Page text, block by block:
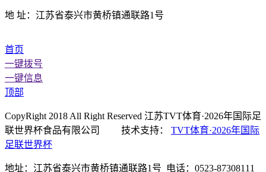
地 址：江苏省泰兴市黄桥镇通联路1号
首页
一键拨号
一键信息
顶部
CopyRight 2018 All Right Reserved 江苏TVT体育·2026年国际足
联世界杯食品有限公司 技术支持： TVT体育·2026年国际
足联世界杯
地址：江苏省泰兴市黄桥镇通联路1号 电话：0523-87308111